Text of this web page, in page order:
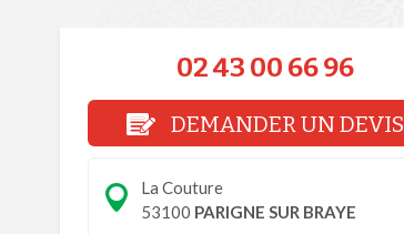
02 43 00 66 96
DEMANDER UN DEVIS
La Couture
53100 PARIGNE SUR BRAYE